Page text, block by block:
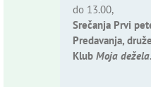
do 13.00,
Srečanja Prvi
Predavanja,
Klub Moja dežela.